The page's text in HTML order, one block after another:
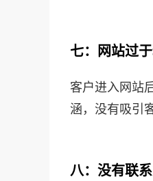
七：网站过
客户进入网站
涵，没有吸引
八：没有联